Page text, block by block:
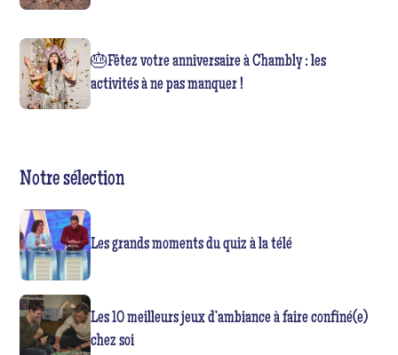
🎂Fêtez votre anniversaire à Chambly : les
activités à ne pas manquer !
Notre sélection
Les grands moments du quiz à la télé
Les 10 meilleurs jeux d’ambiance à faire confiné(e)
chez soi